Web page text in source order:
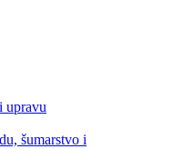
upravu
šumarstvo i